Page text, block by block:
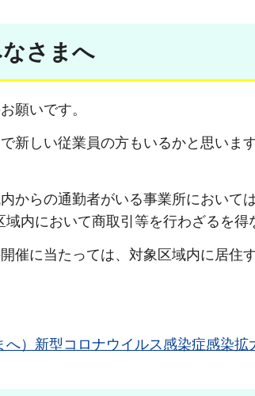
さまへ
願いです。
新しい従業員の方もいるかと思いま
からの通勤者がいる事業所において
域内において商取引等を行わざるを
催に当たっては、対象区域内に居住
へ）新型コロナウイルス感染症感染